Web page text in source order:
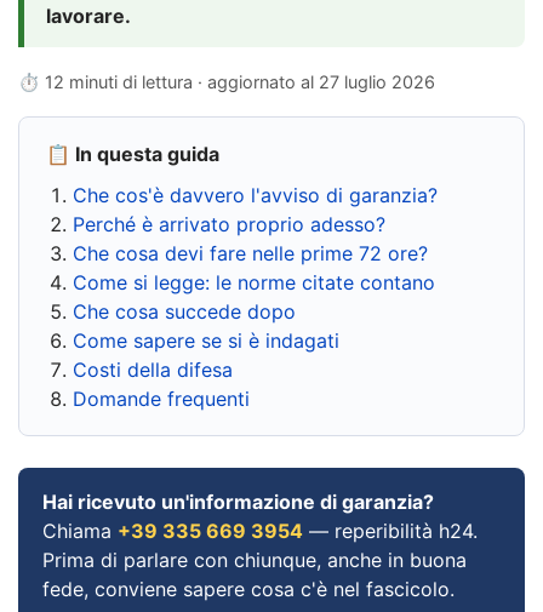
lavorare.
⏱ 12 minuti di lettura · aggiornato al 27 luglio 2026
📋 In questa guida
Che cos'è davvero l'avviso di garanzia?
Perché è arrivato proprio adesso?
Che cosa devi fare nelle prime 72 ore?
Come si legge: le norme citate contano
Che cosa succede dopo
Come sapere se si è indagati
Costi della difesa
Domande frequenti
Hai ricevuto un'informazione di garanzia?
Chiama +39 335 669 3954 — reperibilità h24.
Prima di parlare con chiunque, anche in buona
fede, conviene sapere cosa c'è nel fascicolo.